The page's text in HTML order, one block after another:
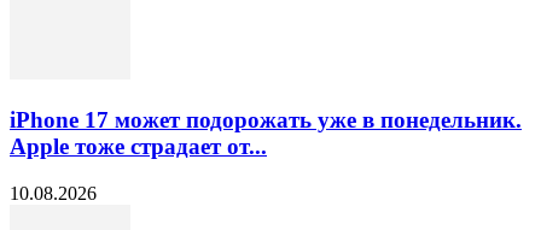
iPhone 17 может подорожать уже в понедельник.
Apple тоже страдает от...
10.08.2026